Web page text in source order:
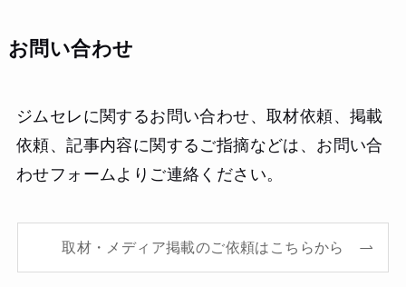
お問い合わせ
ジムセレに関するお問い合わせ、取材依頼、掲載
依頼、記事内容に関するご指摘などは、お問い合
わせフォームよりご連絡ください。
取材・メディア掲載のご依頼はこちらから